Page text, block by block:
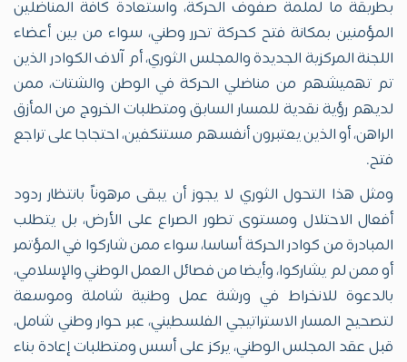
بطريقة ما لملمة صفوف الحركة، واستعادة كافة المناضلين
المؤمنين بمكانة فتح كحركة تحرر وطني، سواء من بين أعضاء
اللجنة المركزية الجديدة والمجلس الثوري، أم آلاف الكوادر الذين
تم تهميشهم من مناضلي الحركة في الوطن والشتات، ممن
لديهم رؤية نقدية للمسار السابق ومتطلبات الخروج من المأزق
الراهن، أو الذين يعتبرون أنفسهم مستنكفين، احتجاجا على تراجع
فتح.
ومثل هذا التحول الثوري لا يجوز أن يبقى مرهوناً بانتظار ردود
أفعال الاحتلال ومستوى تطور الصراع على الأرض، بل يتطلب
المبادرة من كوادر الحركة أساسا، سواء ممن شاركوا في المؤتمر
أو ممن لم يشاركوا، وأيضا من فصائل العمل الوطني والإسلامي،
بالدعوة للانخراط في ورشة عمل وطنية شاملة وموسعة
لتصحيح المسار الاستراتيجي الفلسطيني، عبر حوار وطني شامل،
قبل عقد المجلس الوطني، يركز على أسس ومتطلبات إعادة بناء